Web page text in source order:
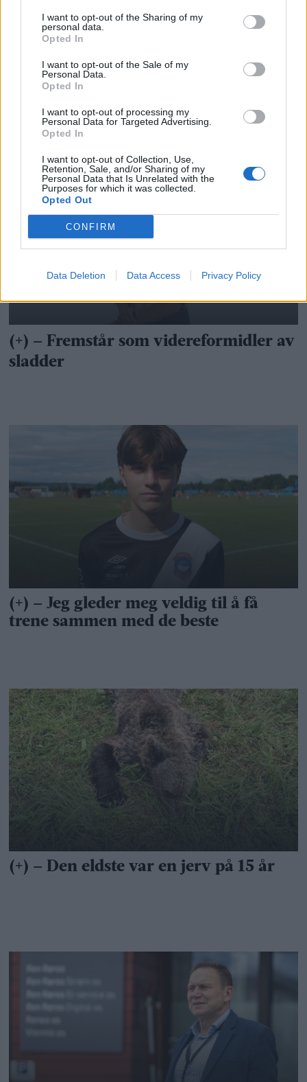
I want to opt-out of the Sharing of my
personal data.
Opted In
I want to opt-out of the Sale of my
Personal Data.
Opted In
I want to opt-out of processing my
Personal Data for Targeted Advertising.
Opted In
I want to opt-out of Collection, Use,
Retention, Sale, and/or Sharing of my
Personal Data that Is Unrelated with the
Purposes for which it was collected.
Opted Out
CONFIRM
Data Deletion Data Access Privacy Policy